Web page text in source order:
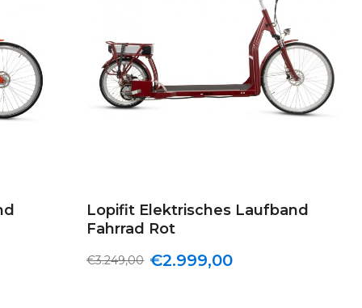
Lopifit Elektrisches Laufband
Fahrrad Rot
€2.999,00
€3.249,00